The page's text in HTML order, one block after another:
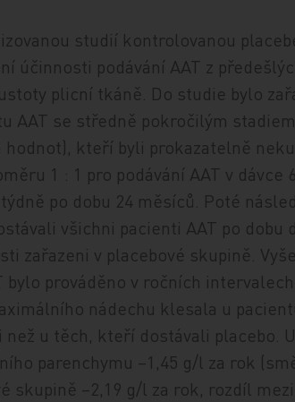
studií kontrolovanou
účinnosti podávání AAT z
plicní tkáně. Do studie bylo
AAT se středně pokročilým
hodnot), kteří byli prokazatelně
1 : 1 pro podávání AAT v
po dobu 24 měsíců. Poté
všichni pacienti AAT po dobu
zařazeni v placebové skupině.
bylo prováděno v ročních
nádechu klesala u
než u těch, kteří dostávali placebo.
parenchymu –1,45 g/l za rok
skupině –2,19 g/l za rok, rozdíl